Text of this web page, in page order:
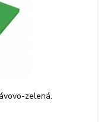
zelená.